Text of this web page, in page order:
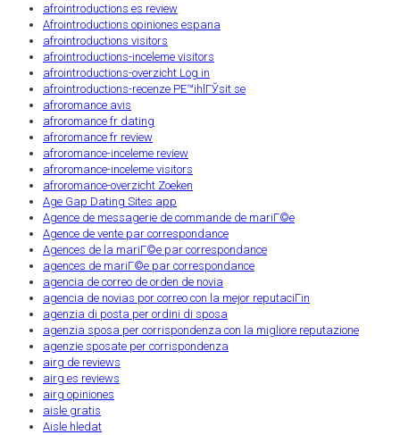
afrointroductions es review
Afrointroductions opiniones espana
afrointroductions visitors
afrointroductions-inceleme visitors
afrointroductions-overzicht Log in
afrointroductions-recenze PЕ™ihlГЎsit se
afroromance avis
afroromance fr dating
afroromance fr review
afroromance-inceleme review
afroromance-inceleme visitors
afroromance-overzicht Zoeken
Age Gap Dating Sites app
Agence de messagerie de commande de mariГ©e
Agence de vente par correspondance
Agences de la mariГ©e par correspondance
agences de mariГ©e par correspondance
agencia de correo de orden de novia
agencia de novias por correo con la mejor reputaciГіn
agenzia di posta per ordini di sposa
agenzia sposa per corrispondenza con la migliore reputazione
agenzie sposate per corrispondenza
airg de reviews
airg es reviews
airg opiniones
aisle gratis
Aisle hledat